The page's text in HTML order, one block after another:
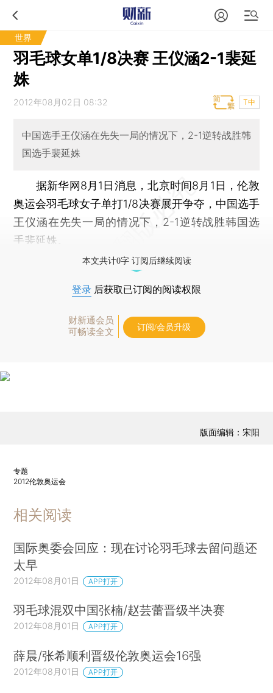
世界
羽毛球女单1/8决赛 王仪涵2-1裴延
姝
2012年08月02日 08:32 T中
中国选手王仪涵在先失一局的情况下，2-1逆转战胜韩
国选手裴延姝
据新华网8月1日消息，北京时间8月1日，伦敦
奥运会羽毛球女子单打1/8决赛展开争夺，中国选手
王仪涵在先失一局的情况下，2-1逆转战胜韩国选
手裴延姝。
本文共计0字 订阅后继续阅读
登录 后获取已订阅的阅读权限
财新通会员
可畅读全文
订阅/会员升级
版面编辑：宋阳
专题
2012伦敦奥运会
相关阅读
国际奥委会回应：现在讨论羽毛球去留问题还
太早
2012年08月01日 APP打开
羽毛球混双中国张楠/赵芸蕾晋级半决赛
2012年08月01日 APP打开
薛晨/张希顺利晋级伦敦奥运会16强
2012年08月01日 APP打开